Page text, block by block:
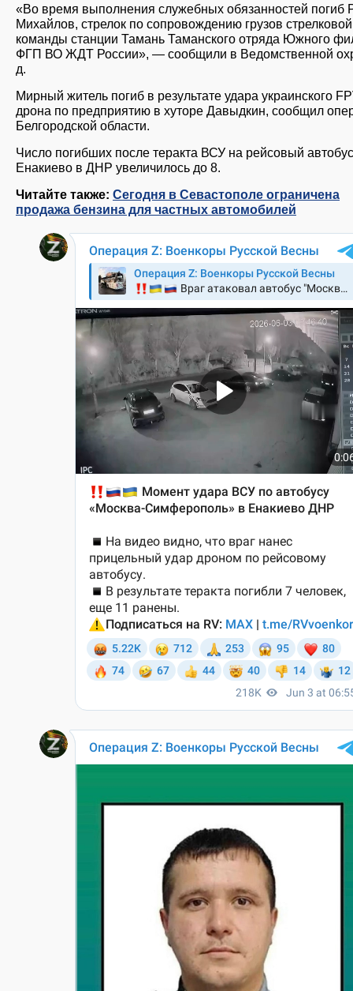
«Во время выполнения служебных обязанностей погиб
Михайлов, стрелок по сопровождению грузов стрелковой
команды станции Тамань Таманского отряда Южного
ФГП ВО ЖДТ России», — сообщили в Ведомственной
д.
Мирный житель погиб в результате удара украинского
дрона по предприятию в хуторе Давыдкин, сообщил
Белгородской области.
Число погибших после теракта ВСУ на рейсовый
Енакиево в ДНР увеличилось до 8.
Читайте также: Сегодня в Севастополе ограничена
продажа бензина для частных автомобилей